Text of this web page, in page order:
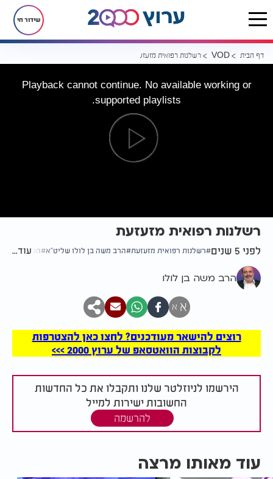
שידור חי
דף הבית VOD רשלנות רפואית מזעזעת
Playback cannot continue. No available working or
supported playlists.
רשלנות רפואית מזעזעת
לפני 5 שנים רשלנות רפואית מזעזעת הרב משה בן לולו שליט"א הפוך על
עוד...
הרב משה בן לולו
א א
רוצים להישאר מעודכנים? לחצו כאן להצטרפות
לקבוצות הוואטסאפ של ערוץ 2000 >>>
הירשמו לניוזלטר שלנו ותקבלו את כל החדשות
החשובות ישירות למייל
להרשמה
עוד מאותו מרצה